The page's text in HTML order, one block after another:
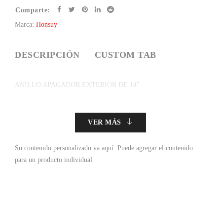
Comparte:
Marca: Honsuy
DESCRIPCIÓN CUSTOM TAB
ANILLO APAGADOR EXTERIOR DE 14″
VER MÁS
Su contenido personalizado va aquí. Puede agregar el contenido
para un producto individual.